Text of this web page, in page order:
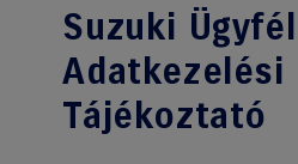
Suzuki Ügyfél
Adatkezelési
Tájékoztató